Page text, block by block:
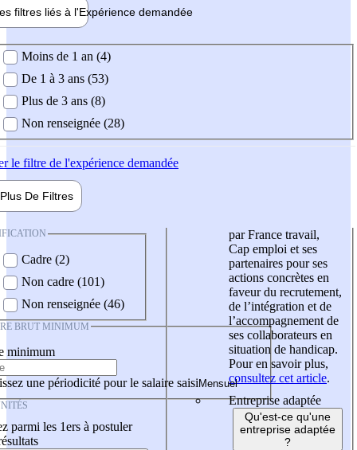
filtres liés à l'Expérience demandée
demandée
Moins de 1 an (4)
De 1 à 3 ans (53)
Plus de 3 ans (8)
Non renseignée (28)
le filtre de l'expérience demandée
Plus De Filtres
Cadre (2)
Non cadre (101)
Non renseignée (46)
BRUT MINIMUM
minimum
une périodicité pour le salaire saisi
parmi les 1ers à postuler
par France travail,
Cap emploi et ses
partenaires pour ses
actions concrètes en
faveur du recrutement,
de l’intégration et de
l’accompagnement de
ses collaborateurs en
situation de handicap.
Pour en savoir plus,
consultez cet article.
Entreprise adaptée
Qu'est-ce qu'une
entreprise adaptée
?